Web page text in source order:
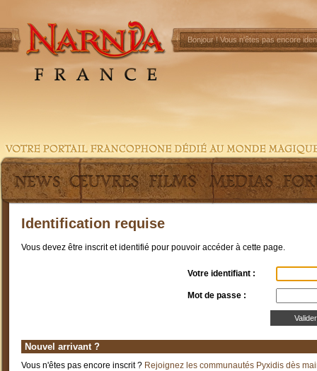
Bonjour !Vous n'êtes pas encore
Identification requise
Vous devez être inscrit et identifié pour pouvoir accéder à cette page.
Votre identifiant :
Mot de passe :
Nouvel arrivant ?
Vous n'êtes pas encore inscrit ? Rejoignez les communautés Pyxidis dès